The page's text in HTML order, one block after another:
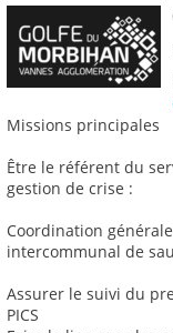
Missions principales
Être le référent du
gestion de crise :
Coordination
intercommunal de
Assurer le suivi du
PICS